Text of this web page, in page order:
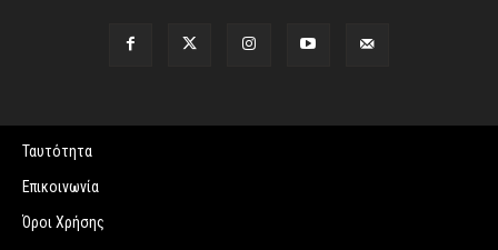
Ταυτότητα
Επικοινωνία
Όροι Χρήσης